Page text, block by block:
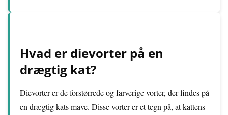
Hvad er dievorter på en
drægtig kat?
Dievorter er de forstørrede og farverige vorter, der findes på
en drægtig kats mave. Disse vorter er et tegn på, at kattens